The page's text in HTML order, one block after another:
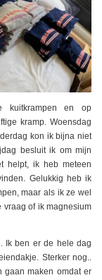
en op
kramp. Woensdag
kon ik bijna niet
besluit ik om mijn
helpt, ik heb meteen
Gelukkig heb ik
maar als ik ze wel
of ik magnesium
Ik ben er de hele dag
Sterker nog..
gaan maken omdat er